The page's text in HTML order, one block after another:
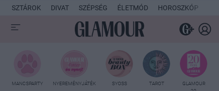
SZTÁROK DIVAT SZÉPSÉG ÉLETMÓD HOROSZKÓP
MANCSPARTY NYEREMÉNYJÁTÉK SYOSS TAROT
GLAMOUR